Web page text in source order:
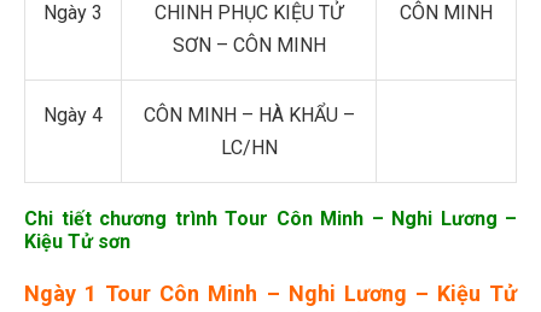
Ngày 3
CHINH PHỤC KIỆU TỬ
SƠN – CÔN MINH
CÔN MINH
Ngày 4
CÔN MINH – HÀ KHẨU –
LC/HN
Chi tiết chương trình Tour Côn Minh – Nghi Lương –
Kiệu Tử sơn
Ngày 1 Tour Côn Minh – Nghi Lương – Kiệu Tử